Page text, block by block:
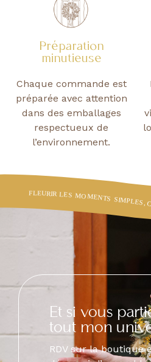
Préparation
minutieuse
Chaque commande est
préparée avec attention
dans des emballages
respectueux de
l’environnement.
Et si vous
tout mon
RDV sur la boutique